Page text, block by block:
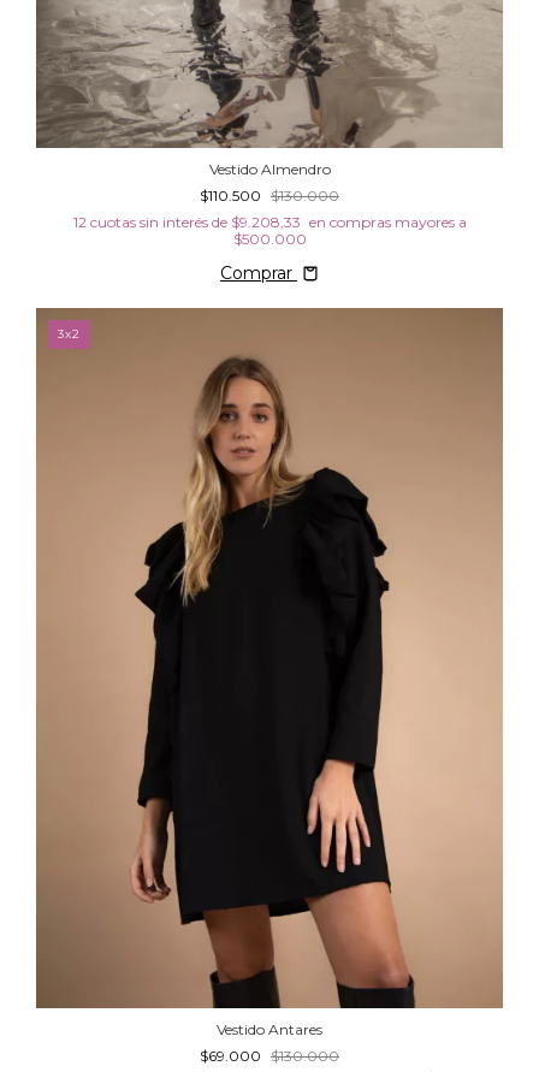
Vestido Almendro
$110.500 $130.000
12 cuotas sin interés de $9.208,33
Comprar
3x2
Vestido Antares
$69.000 $130.000